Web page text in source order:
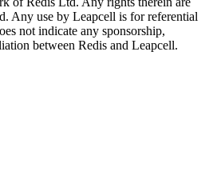
Any use by Leapcell is for referential
not indicate any sponsorship,
between Redis and Leapcell.